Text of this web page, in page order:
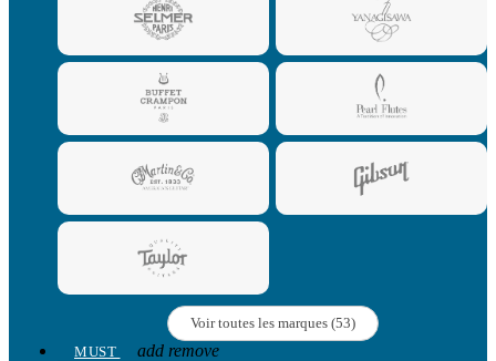
Voir toutes les marques (53)
MUST
add remove